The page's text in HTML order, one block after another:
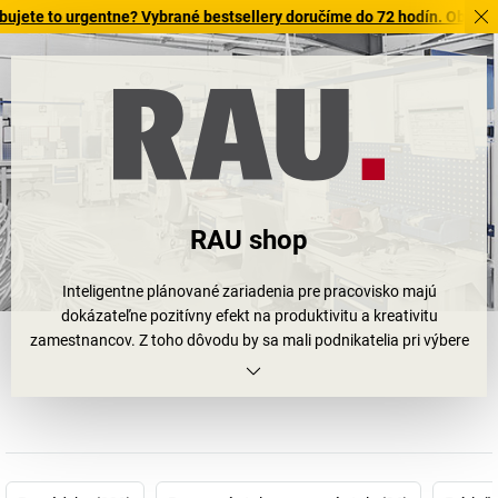
urgentne? Vybrané bestsellery doručíme do 72 hodín. Objavte našu
RAU shop
Inteligentne plánované zariadenia pre pracovisko majú
dokázateľne pozitívny efekt na produktivitu a kreativitu
zamestnancov. Z toho dôvodu by sa mali podnikatelia pri výbere
svojho podnikového zariadenia spoľahnúť na expertízu